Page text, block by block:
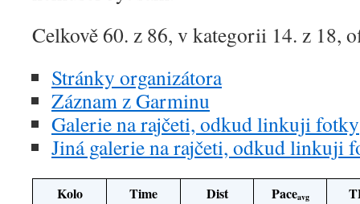
Celkově 60. z 86, v kategorii 14. z 18,
Stránky organizátora
Záznam z Garminu
Galerie na rajčeti, odkud linkuji fotky
Jiná galerie na rajčeti, odkud linkuji
Kolo Time Dist Paceavg